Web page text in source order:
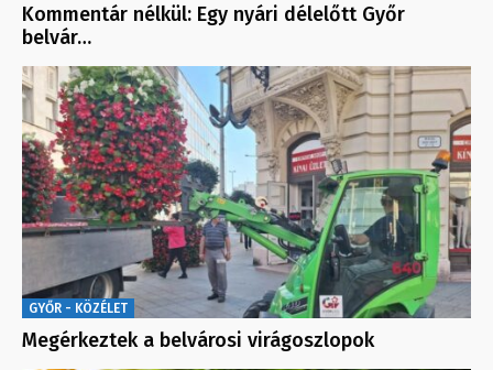
Kommentár nélkül: Egy nyári délelőtt Győr
belvár…
GYŐR - KÖZÉLET
Megérkeztek a belvárosi virágoszlopok